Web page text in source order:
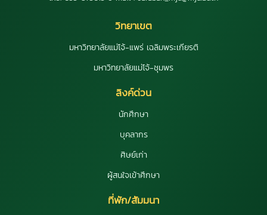
วิทยาเขต
มหาวิทยาลัยแม่โจ้-แพร่ เฉลิมพระเกียรติ
มหาวิทยาลัยแม่โจ้-ชุมพร
ลิงค์ด่วน
นักศึกษา
บุคลากร
ศิษย์เก่า
ผู้สนใจเข้าศึกษา
ที่พัก/สัมมนา